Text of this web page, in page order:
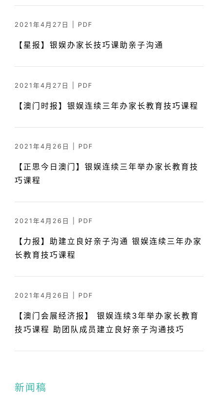
2021年4月27日 PDF
【星报】银娱办家长技巧课助亲子沟通
2021年4月27日 PDF
【澳门时报】银娱连续三年办家长教育技巧课程
2021年4月26日 PDF
【正思今日澳门】银娱连续三年举办家长教育技
巧课程
2021年4月26日 PDF
【力报】助建立良好亲子沟通 银娱连续三年办家
长教育技巧课程
2021年4月26日 PDF
【澳门会展经济报】 银娱连续3年举办家长教育
技巧课程 助团队成员建立良好亲子沟通技巧
新闻稿